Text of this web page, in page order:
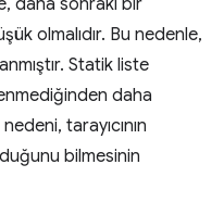
daha sonraki bir
olmalıdır. Bu nedenle,
Statik liste
daha
tarayıcının
bilmesinin